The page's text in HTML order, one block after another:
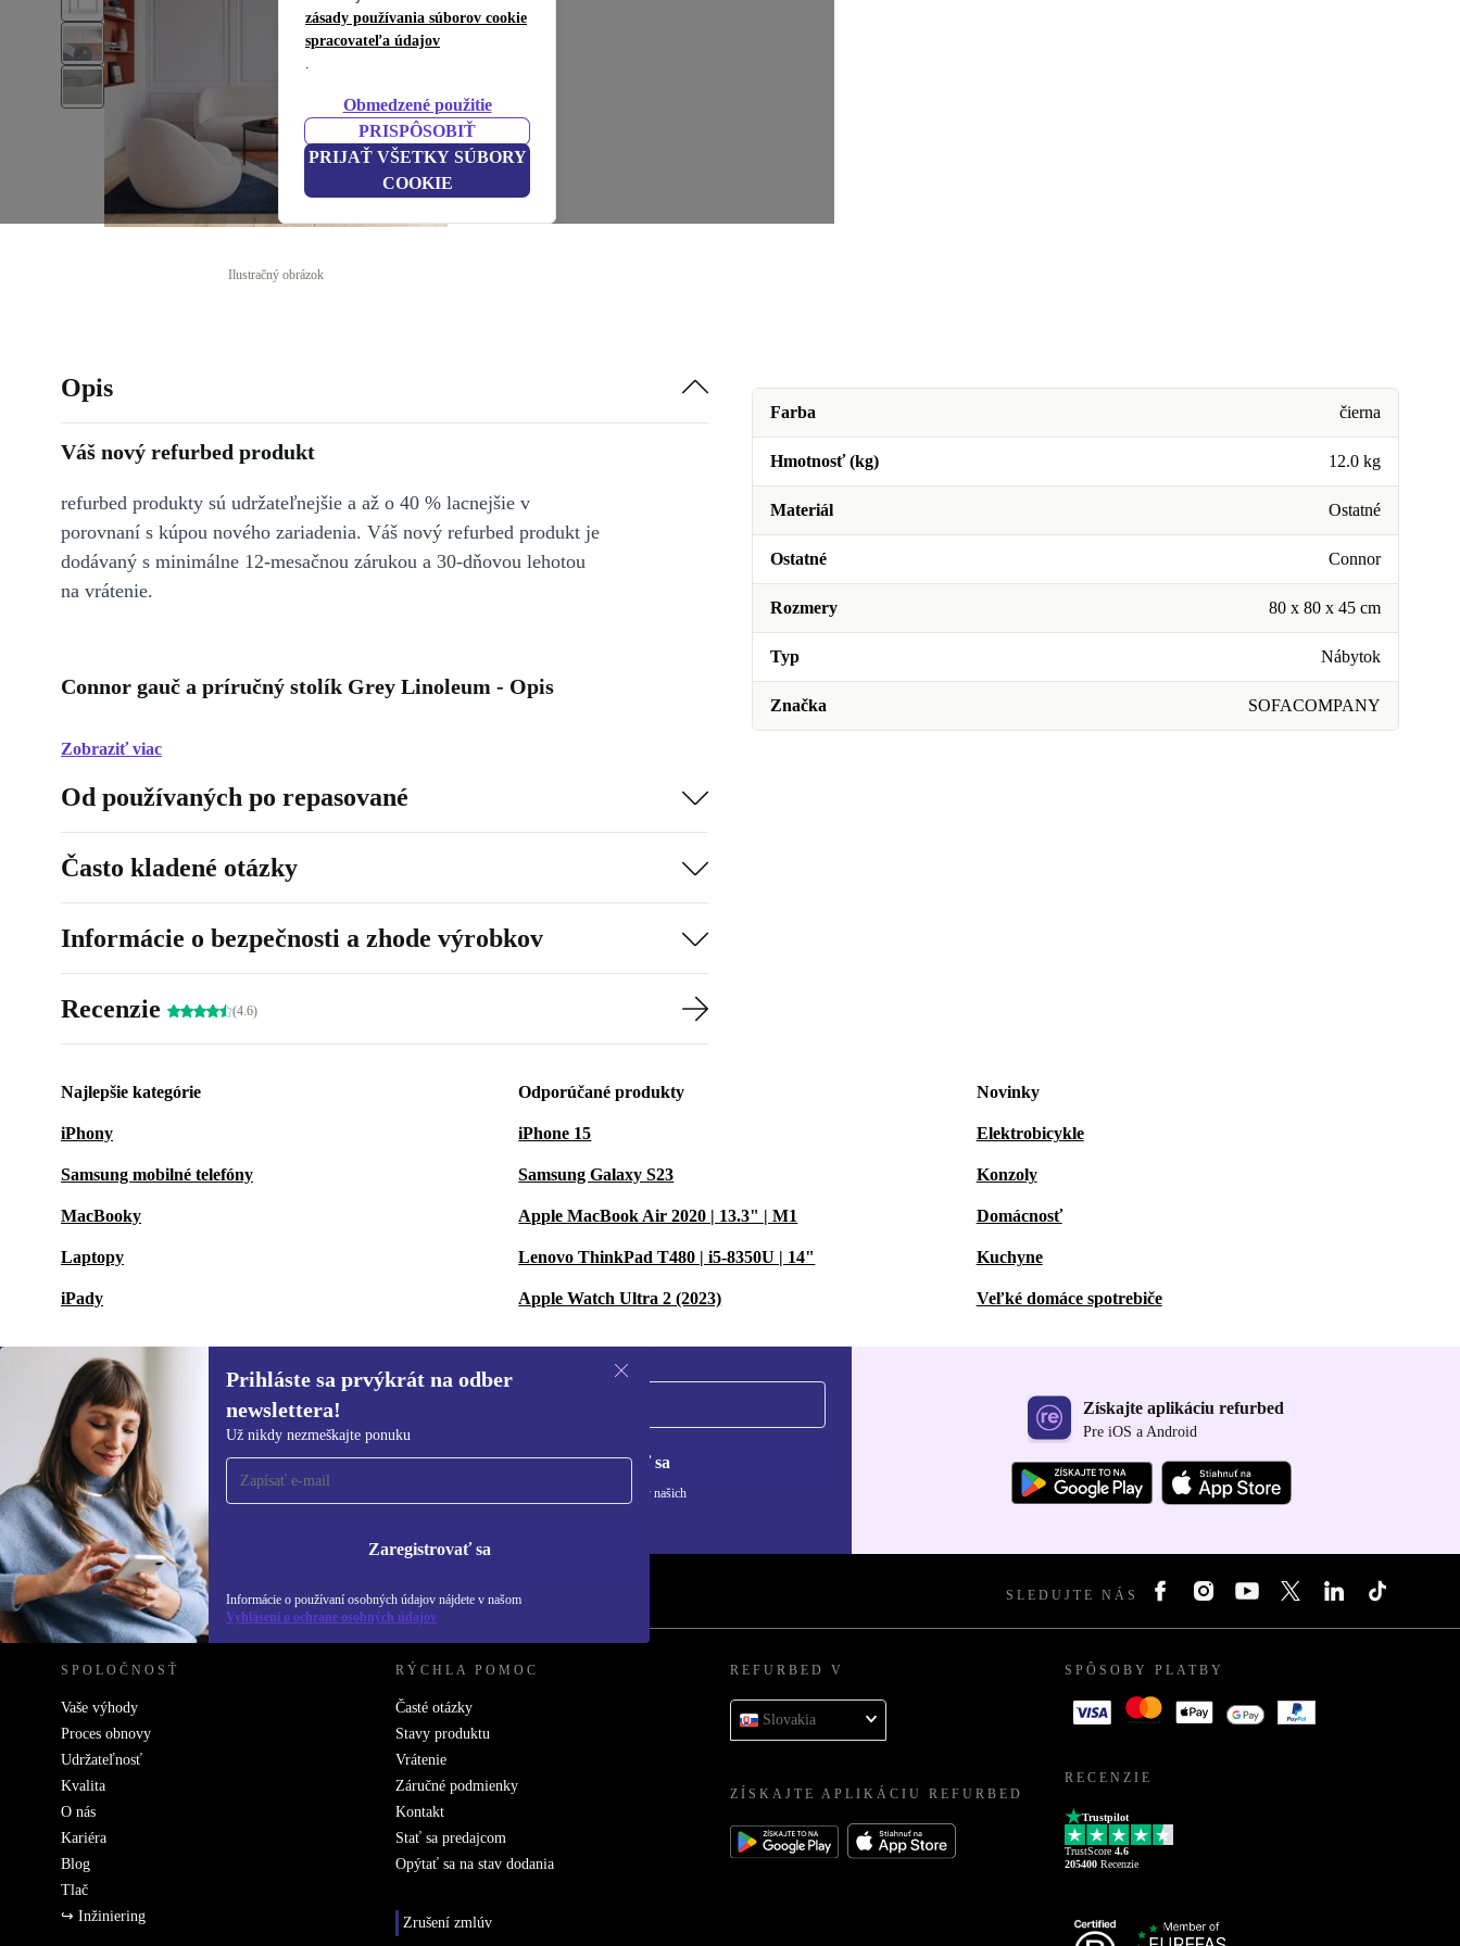
zásady používania súborov cookie
spracovateľa údajov
.
Obmedzené použitie
PRISPÔSOBIŤ
PRIJAŤ VŠETKY SÚBORY
COOKIE
Ilustračný obrázok
Farba čierna
Hmotnosť (kg) 12.0 kg
Materiál Ostatné
Ostatné Connor
Rozmery 80 x 80 x 45 cm
Typ Nábytok
Značka SOFACOMPANY
Opis
Váš nový refurbed produkt
refurbed produkty sú udržateľnejšie a až o 40 % lacnejšie v
porovnaní s kúpou nového zariadenia. Váš nový refurbed produkt je
dodávaný s minimálne 12-mesačnou zárukou a 30-dňovou lehotou
na vrátenie.
Connor gauč a príručný stolík Grey Linoleum - Opis
Zobraziť viac
Od používaných po repasované
Často kladené otázky
Informácie o bezpečnosti a zhode výrobkov
Recenzie (4.6)
Najlepšie kategórie
iPhony
Samsung mobilné telefóny
MacBooky
Laptopy
iPady
Odporúčané produkty
iPhone 15
Samsung Galaxy S23
Apple MacBook Air 2020 | 13.3" | M1
Lenovo ThinkPad T480 | i5-8350U | 14"
Apple Watch Ultra 2 (2023)
Novinky
Elektrobicykle
Konzoly
Domácnosť
Kuchyne
Veľké domáce spotrebiče
Prihláste sa prvýkrát na odber
newslettera!
Už nikdy nezmeškajte ponuku
Zaregistrovať sa
Informácie o používaní osobných údajov nájdete v našom
Vyhlásení o ochrane osobných údajov
Prihláste sa prvýkrát na
newsletter!
Už nikdy nezmeškajte ponuku.
Zaregistrovať sa
Informácie o používaní osobných údajov nájdete v našich
Získajte aplikáciu refurbed
Pre iOS a Android
REFURBED SLOVENSKO – RETHINK NEW. SLEDUJTE NÁS
SPOLOČNOSŤ
Vaše výhody
Proces obnovy
Udržateľnosť
Kvalita
O nás
Kariéra
Blog
Tlač
↪ Inžiniering
RÝCHLA POMOC
Časté otázky
Stavy produktu
Vrátenie
Záručné podmienky
Kontakt
Stať sa predajcom
Opýtať sa na stav dodania
Zrušení zmlúv
REFURBED V
Slovakia
ZÍSKAJTE APLIKÁCIU REFURBED
SPÔSOBY PLATBY
RECENZIE
Trustpilot
TrustScore 4.6
205400 Recenzie